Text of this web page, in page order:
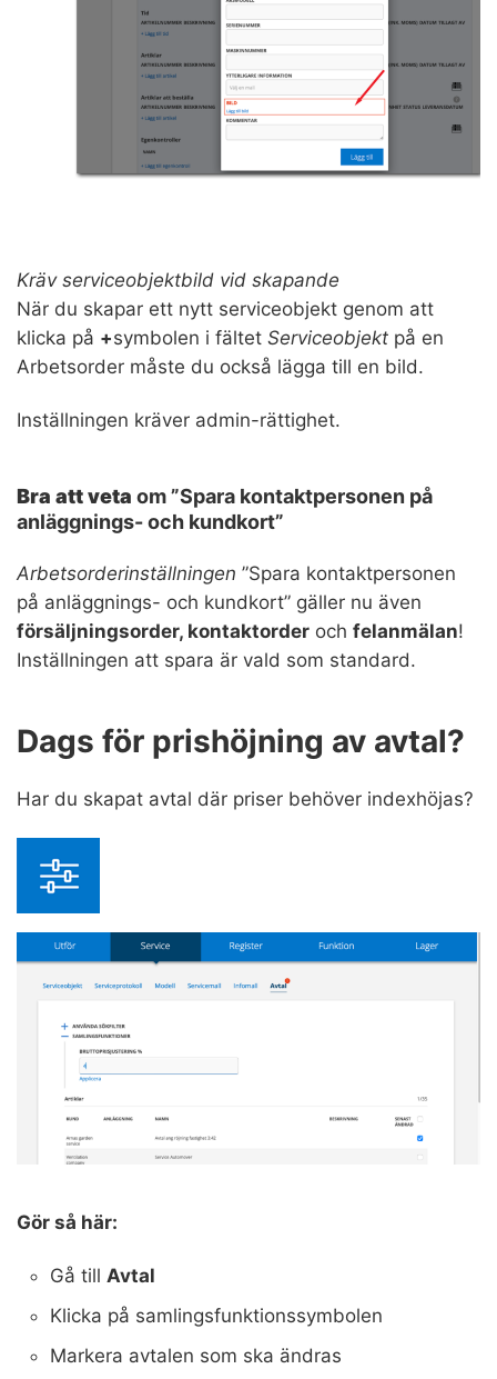
Kräv serviceobjektbild vid skapande
När du skapar ett nytt serviceobjekt genom att
klicka på +symbolen i fältet Serviceobjekt på en
Arbetsorder måste du också lägga till en bild.
Inställningen kräver admin-rättighet.
Bra att veta om ”Spara kontaktpersonen på
anläggnings- och kundkort”
Arbetsorderinställningen ”Spara kontaktpersonen
på anläggnings- och kundkort” gäller nu även
försäljningsorder, kontaktorder och felanmälan!
Inställningen att spara är vald som standard.
Dags för prishöjning av avtal?
Har du skapat avtal där priser behöver indexhöjas?
Gör så här:
Gå till Avtal
Klicka på samlingsfunktionssymbolen
Markera avtalen som ska ändras